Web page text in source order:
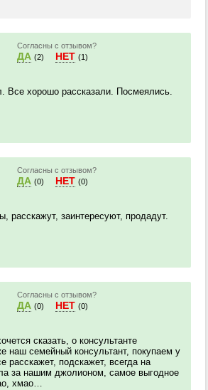
Согласны с отзывом?
ДА (2) НЕТ (1)
Все хорошо рассказали. Посмеялись.
Согласны с отзывом?
ДА (0) НЕТ (0)
расскажут, заинтересуют, продадут.
Согласны с отзывом?
ДА (0) НЕТ (0)
сказать, о консультанте
наш семейный консультант, покупаем у
расскажет, подскажет, всегда на
за нашим джолионом, самое выгодное
хмао…